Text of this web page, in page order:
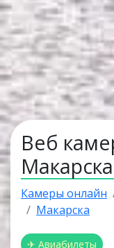
Веб
Камеры онлайн
Макарска
✈ Авиабилеты